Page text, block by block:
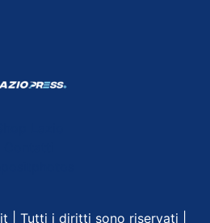
| Tutti i diritti sono riservati |